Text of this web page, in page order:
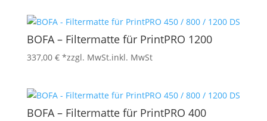
BOFA – Filtermatte für PrintPRO 1200
337,00 € *zzgl. MwSt.inkl. MwSt
BOFA – Filtermatte für PrintPRO 400